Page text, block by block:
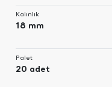
Kalınlık
18 mm
Palet
20 adet